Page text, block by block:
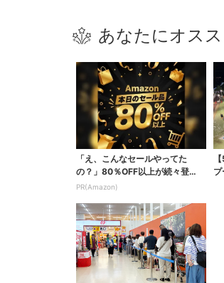
あなたにオスス
「え、こんなセールやってた
の？」80％OFF以上が続々登
場！Amazonの本気が...
PR(Amazon)